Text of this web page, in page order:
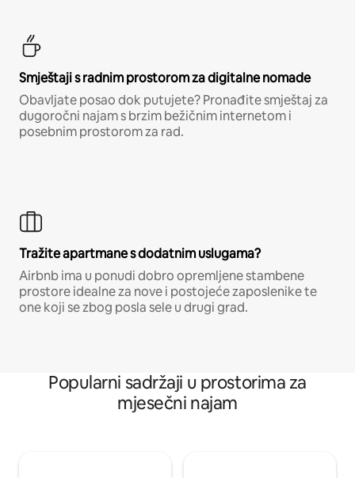
Smještaji s radnim prostorom za digitalne nomade
Obavljate posao dok putujete? Pronađite smještaj za
dugoročni najam s brzim bežičnim internetom i
posebnim prostorom za rad.
Tražite apartmane s dodatnim uslugama?
Airbnb ima u ponudi dobro opremljene stambene
prostore idealne za nove i postojeće zaposlenike te
one koji se zbog posla sele u drugi grad.
Popularni sadržaji u prostorima za
mjesečni najam